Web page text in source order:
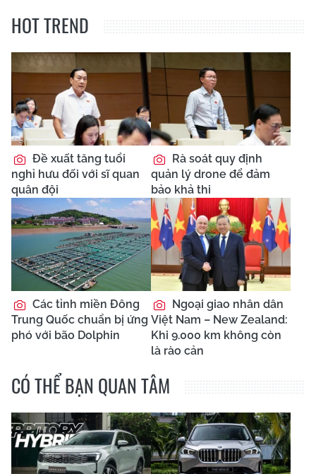
HOT TREND
Đề xuất tăng tuổi
nghỉ hưu đối với sĩ quan
quân đội
Rà soát quy định
quản lý drone để đảm
bảo khả thi
Các tỉnh miền Đông
Trung Quốc chuẩn bị ứng
phó với bão Dolphin
Ngoại giao nhân dân
Việt Nam – New Zealand:
Khi 9.000 km không còn
là rào cản
CÓ THỂ BẠN QUAN TÂM